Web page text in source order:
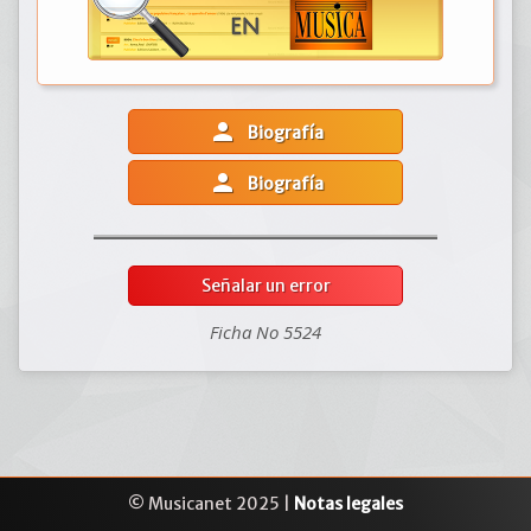
person Biografía
person Biografía
Señalar un error
Ficha No 5524
© Musicanet 2025 | Notas legales